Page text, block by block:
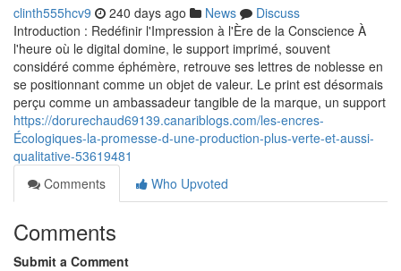
clinth555hcv9 240 days ago News
Discuss
Introduction : Redéfinir l'Impression à l'Ère de la Conscience À
l'heure où le digital domine, le support imprimé, souvent
considéré comme éphémère, retrouve ses lettres de noblesse en
se positionnant comme un objet de valeur. Le print est désormais
perçu comme un ambassadeur tangible de la marque, un support
https://dorurechaud69139.canariblogs.com/les-encres-
Écologiques-la-promesse-d-une-production-plus-verte-et-aussi-
qualitative-53619481
Comments
Who Upvoted
Comments
Submit a Comment